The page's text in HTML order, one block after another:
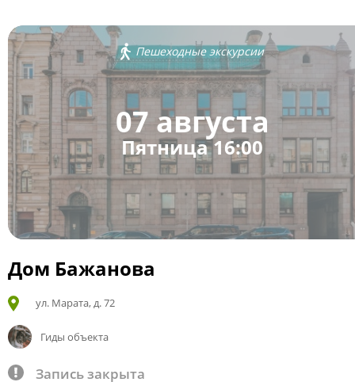
Пешеходные экскурсии
07 августа
Пятница 16:00
Дом Бажанова
ул. Марата, д. 72
Гиды объекта
Запись закрыта